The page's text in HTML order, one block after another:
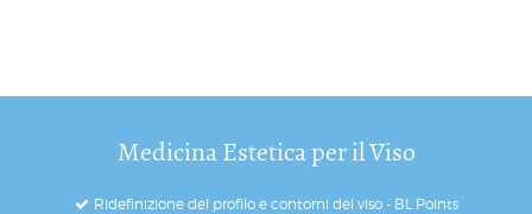
Medicina Estetica per il Viso
Ridefinizione del profilo e contorni del viso - BL Points